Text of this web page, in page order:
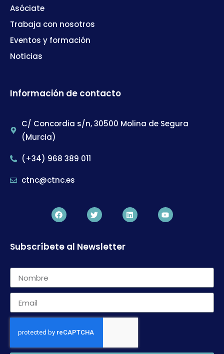
Asóciate
Trabaja con nosotros
Eventos y formación
Noticias
Información de contacto
C/ Concordia s/n, 30500 Molina de Segura
(Murcia)
(+34) 968 389 011
ctnc@ctnc.es
Subscríbete al Newsletter